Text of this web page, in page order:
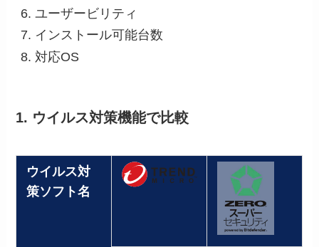
ユーザービリティ
インストール可能台数
対応OS
1. ウイルス対策機能で比較
ウイルス対
策ソフト名